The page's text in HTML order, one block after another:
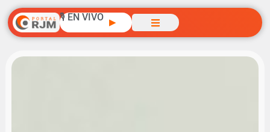
🎙️ EN VIVO ▶